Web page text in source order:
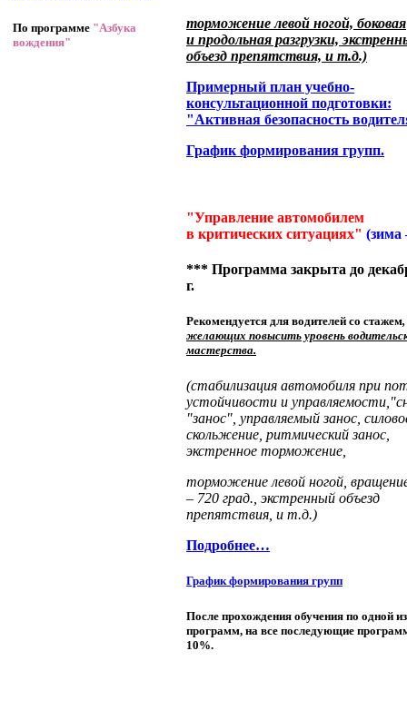
По программе "Азбука
вождения"
торможение левой ногой, боковая
и продольная разгрузки,
объезд препятствия, и т.д.)
Примерный план учебно-
консультационной подготовки:
"Активная безопасность
График формирования групп.
"Управление автомобилем
в критических ситуациях" (зима
*** Программа закрыта до
г.
Рекомендуется для водителей со стажем,
желающих повысить уровень
мастерства.
(стабилизация автомобиля при
устойчивости и
"занос", управляемый занос,
скольжение, ритмический занос,
экстренное торможение,
торможение левой ногой,
– 720 град., экстренный объезд
препятствия, и т.д.)
Подробнее…
График формирования групп
После прохождения обучения по одной из
программ, на все последующие
10%.